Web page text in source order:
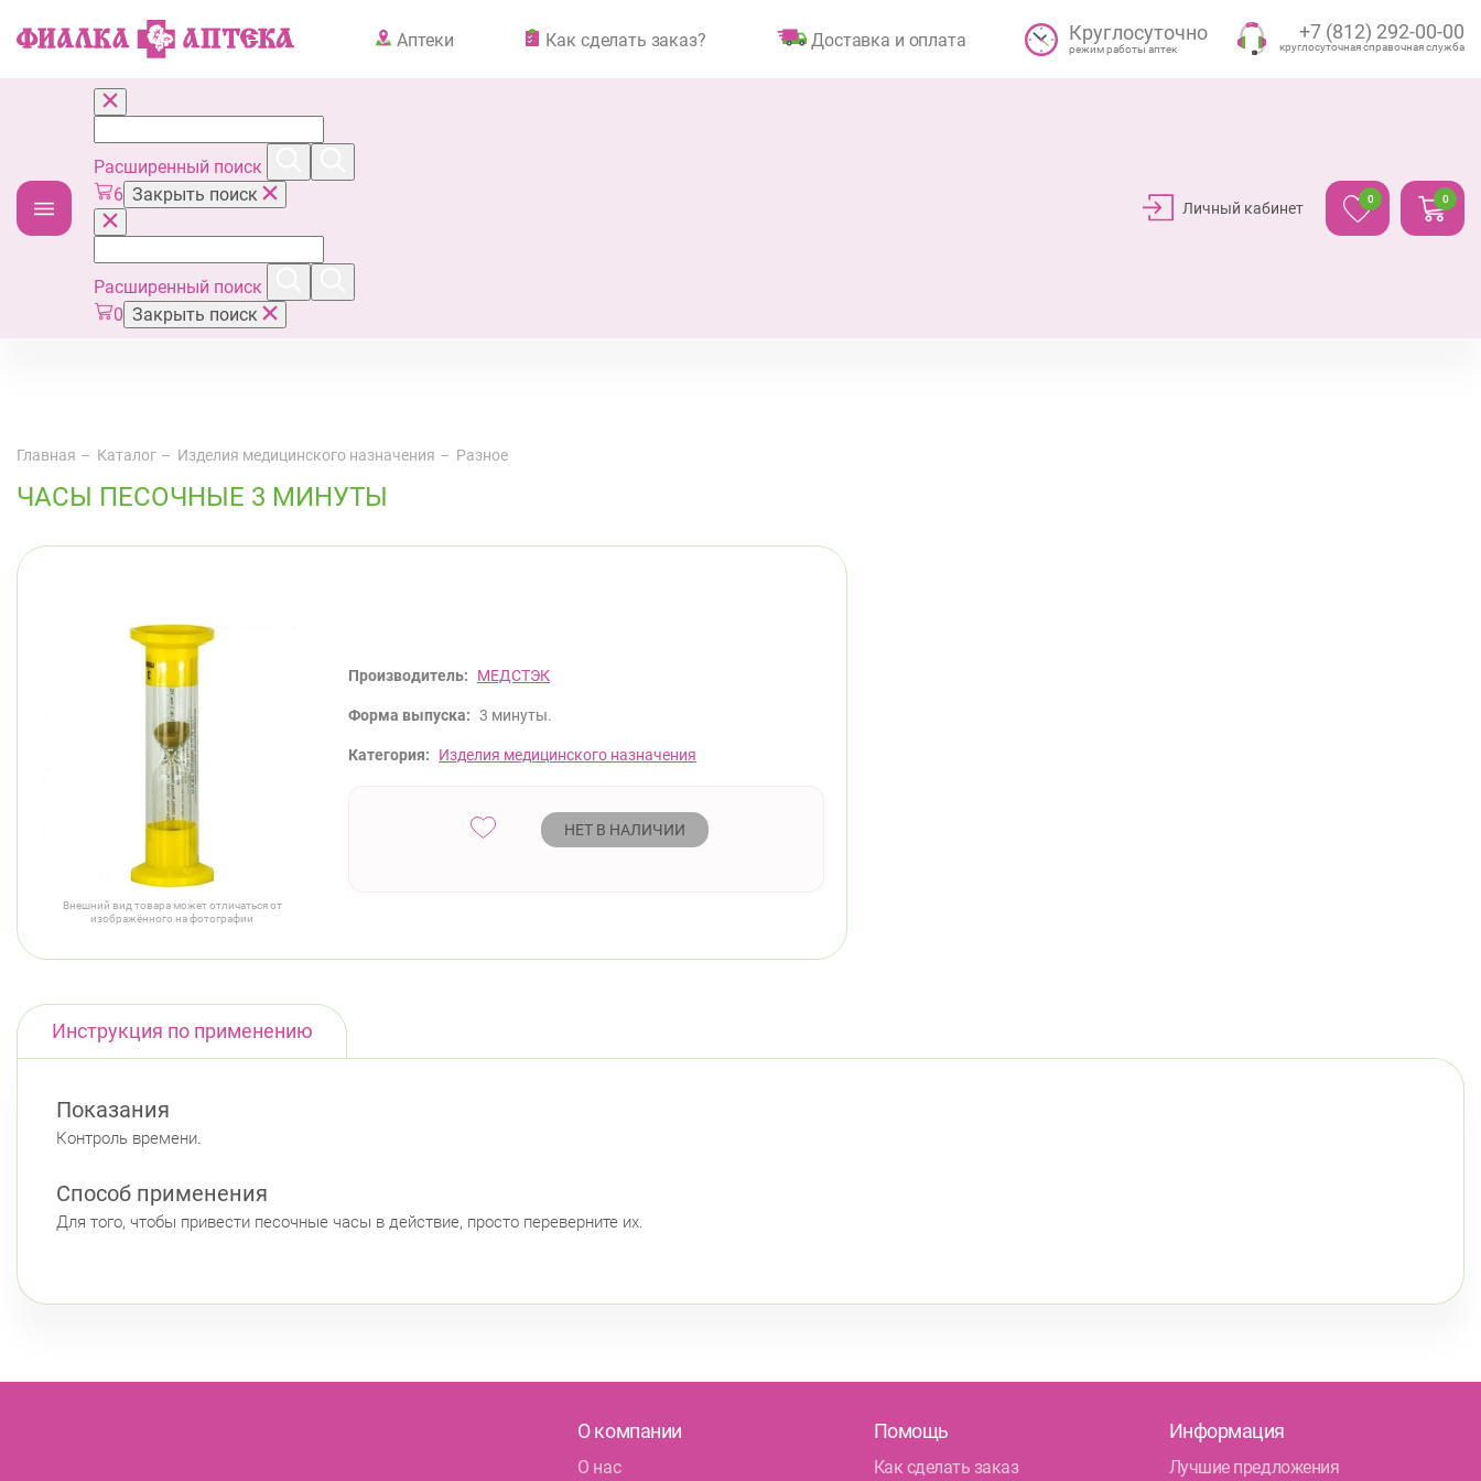
Аптеки Как сделать заказ? Доставка и оплата Круглосуточно
режим работы аптек
+7 (812) 292-00-00
круглосуточная справочная служба
Расширенный поиск
6 Закрыть поиск
Расширенный поиск
0 Закрыть поиск
Личный кабинет
0 0
Главная Каталог Изделия медицинского назначения Разное
ЧАСЫ ПЕСОЧНЫЕ 3 МИНУТЫ
Внешний вид товара может отличаться от
изображённого на фотографии
Производитель: МЕДСТЭК
Форма выпуска: 3 минуты.
Категория: Изделия медицинского назначения
НЕТ В НАЛИЧИИ
Инструкция по применению
Показания
Контроль времени.
Способ применения
Для того, чтобы привести песочные часы в действие, просто переверните их.
О компании
О нас
Помощь
Как сделать заказ
Информация
Лучшие предложения